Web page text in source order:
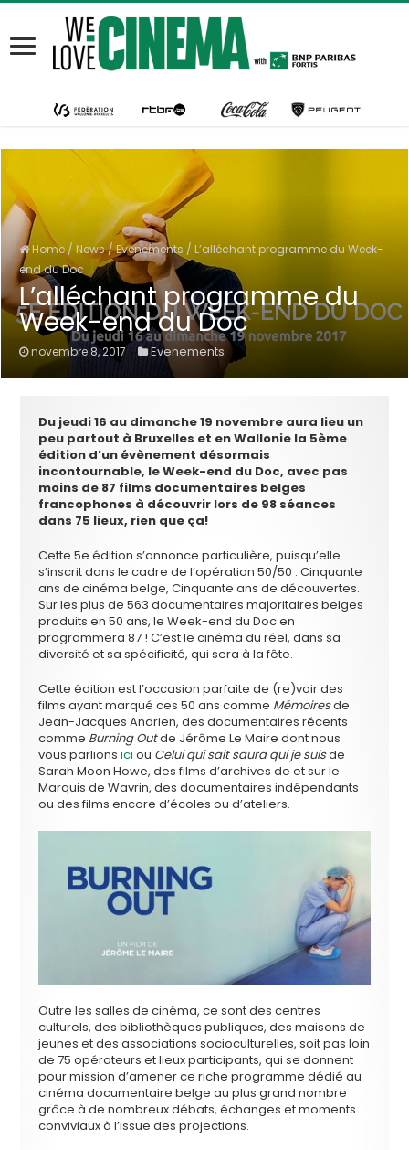
Home / News/Evenements / L’alléchant programme du Week-
end du Doc
L’alléchant programme du
Week-end du Doc
novembre 8, 2017 Evenements
Du jeudi 16 au dimanche 19 novembre aura lieu un
peu partout à Bruxelles et en Wallonie la 5ème
édition d’un évènement désormais
incontournable, le Week-end du Doc, avec pas
moins de 87 films documentaires belges
francophones à découvrir lors de 98 séances
dans 75 lieux, rien que ça!
Cette 5e édition s’annonce particulière, puisqu’elle
s’inscrit dans le cadre de l’opération 50/50 : Cinquante
ans de cinéma belge, Cinquante ans de découvertes.
Sur les plus de 563 documentaires majoritaires belges
produits en 50 ans, le Week-end du Doc en
programmera 87 ! C’est le cinéma du réel, dans sa
diversité et sa spécificité, qui sera à la fête.
Cette édition est l’occasion parfaite de (re)voir des
films ayant marqué ces 50 ans comme Mémoiresde
Jean-Jacques Andrien, des documentaires récents
comme Burning Outde Jérôme Le Maire dont nous
vous parlionsici ou Celui qui sait saura qui je suisde
Sarah Moon Howe, des films d’archives de et sur le
Marquis de Wavrin, des documentaires indépendants
ou des films encore d’écoles ou d’ateliers.
Outre les salles de cinéma, ce sont des centres
culturels, des bibliothèques publiques, des maisons de
jeunes et des associations socioculturelles, soit pas loin
de 75 opérateurs et lieux participants, qui se donnent
pour mission d’amener ce riche programme dédié au
cinéma documentaire belge au plus grand nombre
grâce à de nombreux débats, échanges et moments
conviviaux à l’issue des projections.